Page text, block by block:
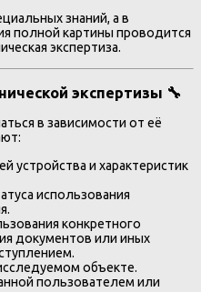
знаний, а в
полной картины проводится
экспертиза.
экспертизы 🔧
в зависимости от её
устройства и характеристик
использования
конкретного
документов или иных
объекте.
пользователем или